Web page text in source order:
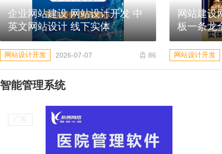
企业网站建设 网站设计开发 中
英文网站设计 线下实体
网站设计开发 2026-07-07 86
网站建设
板一条龙
网站设计开发
智能管理系统
广告